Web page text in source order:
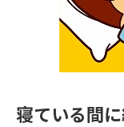
留学・進学関連、塾・
大学入学共通テスト「
配慮案内」の請求
幼稚園教員資格認定試
寝ている間